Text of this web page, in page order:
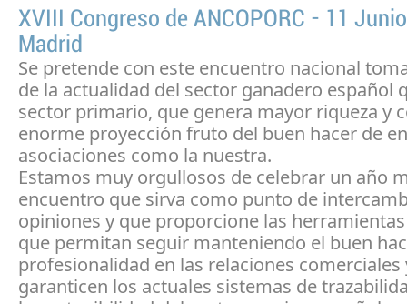
XVIII Congreso de ANCOPORC - 11
Madrid
Se pretende con este encuentro nacional
de la actualidad del sector ganadero español
sector primario, que genera mayor riqueza y
enorme proyección fruto del buen hacer de
asociaciones como la nuestra.
Estamos muy orgullosos de celebrar un año
encuentro que sirva como punto de
opiniones y que proporcione las
que permitan seguir manteniendo el buen
profesionalidad en las relaciones comerciales
garanticen los actuales sistemas de